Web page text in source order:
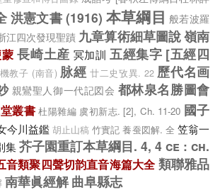
洪憲文書 (1916) 本草綱目 般若波羅
江四次發現聖蹟 九章算術細草圖說嶺南
長崎土産 冥加訓 五經集字 [五經四
教子 (南音) 脉經 廿二史攷異. 22 歷代名画
親鸞聖人御一代記図会 都林泉名勝圖會
叢書 杜陽雜編 虞初新志. [2], Ch. 11-20 國子
今川益鑑 胡止山稿 竹實記 養蚕図解. 全 笠翁一
集芥子園重訂本草綱目. 4, 4 ce : ch.
音類聚四聲切韵直音海篇大全 類聯雅品
南華眞經解 曲阜縣志